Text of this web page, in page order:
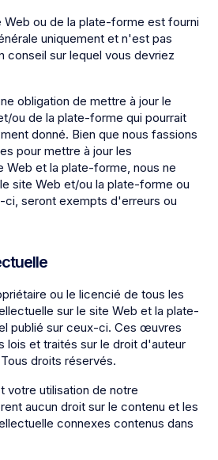
Web ou de la plate-forme est fourni
uniquement et n'est pas
conseil sur lequel vous devriez
obligation de mettre à jour le
ou de la plate-forme qui pourrait
donné. Bien que nous fassions
pour mettre à jour les
Web et la plate-forme, nous ne
site Web et/ou la plate-forme ou
seront exempts d'erreurs ou
ou le licencié de tous les
sur le site Web et la plate-
publié sur ceux-ci. Ces œuvres
lois et traités sur le droit d'auteur
droits réservés.
votre utilisation de notre
aucun droit sur le contenu et les
connexes contenus dans